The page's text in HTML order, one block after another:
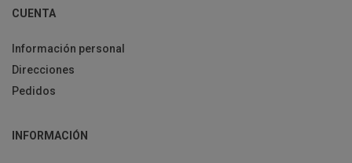
CUENTA
Información personal
Direcciones
Pedidos
INFORMACIÓN